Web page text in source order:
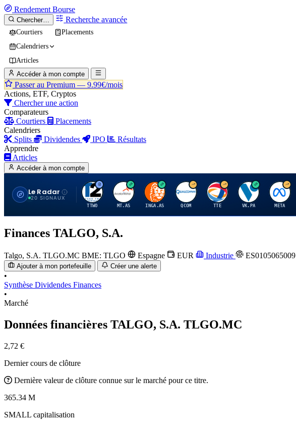
Rendement Bourse
Chercher… Recherche avancée
Courtiers
Placements
Calendriers
Articles
Accéder à mon compte
Passer au Premium — 9.99€/mois
Actions, ETF, Cryptos
Chercher une action
Comparateurs
Courtiers
Placements
Calendriers
Splits
Dividendes IPO
Résultats
Apprendre
Articles
Accéder à mon compte
Le Radar
20 SIGNAUX
T
TTWO
A
MT.AS
I
INGA.AS
Q
QCOM
T
TTE
V
VK.PA
M
META
Finances TALGO, S.A.
Talgo, S.A. TLGO.MC BME: TLGO Espagne EUR Industrie ES0105065009
Ajouter à mon portefeuille Créer une alerte
•
Synthèse Dividendes Finances
•
Marché
Données financières TALGO, S.A. TLGO.MC
2,72 €
Dernier cours de clôture
Dernière valeur de clôture connue sur le marché pour ce titre.
365.34 M
SMALL capitalisation